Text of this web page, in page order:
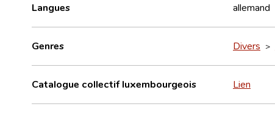
Langues allemand
Genres Divers >
Catalogue collectif luxembourgeois Lien